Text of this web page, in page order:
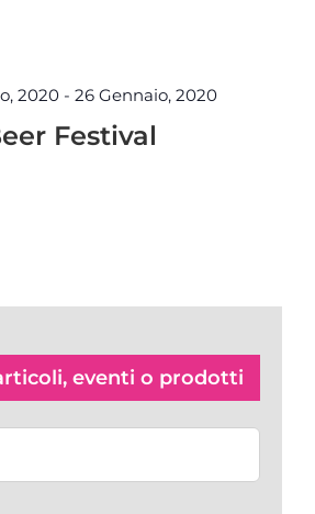
2020 - 26 Gennaio, 2020
Festival
eventi o prodotti